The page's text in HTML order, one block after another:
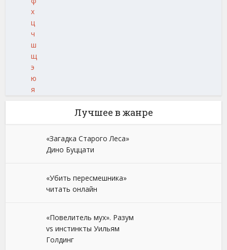
х
ц
ч
ш
щ
э
ю
я
Лучшее в жанре
«Загадка Старого Леса»
Дино Буццати
«Убить пересмешника»
читать онлайн
«Повелитель мух». Разум
vs инстинкты Уильям
Голдинг